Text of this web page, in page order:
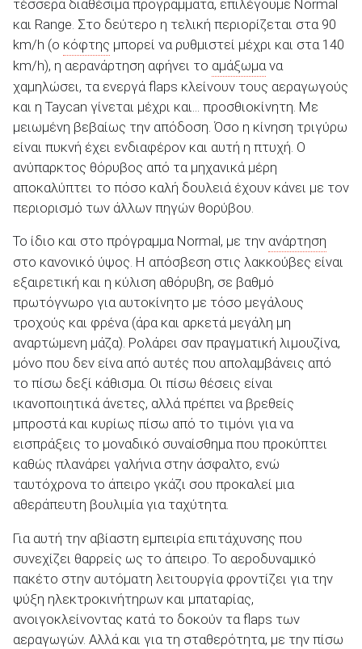
τέσσερα διαθέσιμα προγράμματα, επιλέγουμε Normal
και Range. Στο δεύτερο η τελική περιορίζεται στα 90
km/h (ο κόφτης μπορεί να ρυθμιστεί μέχρι και στα 140
km/h), η αερανάρτηση αφήνει το αμάξωμα να
χαμηλώσει, τα ενεργά flaps κλείνουν τους αεραγωγούς
και η Taycan γίνεται μέχρι και... προσθιοκίνητη. Με
μειωμένη βεβαίως την απόδοση. Όσο η κίνηση τριγύρω
είναι πυκνή έχει ενδιαφέρον και αυτή η πτυχή. Ο
ανύπαρκτος θόρυβος από τα μηχανικά μέρη
αποκαλύπτει το πόσο καλή δουλειά έχουν κάνει με τον
περιορισμό των άλλων πηγών θορύβου.
Το ίδιο και στο πρόγραμμα Normal, με την ανάρτηση
στο κανονικό ύψος. Η απόσβεση στις λακκούβες είναι
εξαιρετική και η κύλιση αθόρυβη, σε βαθμό
πρωτόγνωρο για αυτοκίνητο με τόσο μεγάλους
τροχούς και φρένα (άρα και αρκετά μεγάλη μη
αναρτώμενη μάζα). Ρολάρει σαν πραγματική λιμουζίνα,
μόνο που δεν είνα από αυτές που απολαμβάνεις από
το πίσω δεξί κάθισμα. Οι πίσω θέσεις είναι
ικανοποιητικά άνετες, αλλά πρέπει να βρεθείς
μπροστά και κυρίως πίσω από το τιμόνι για να
εισπράξεις το μοναδικό συναίσθημα που προκύπτει
καθώς πλανάρει γαλήνια στην άσφαλτο, ενώ
ταυτόχρονα το άπειρο γκάζι σου προκαλεί μια
αθεράπευτη βουλιμία για ταχύτητα.
Για αυτή την αβίαστη εμπειρία επιτάχυνσης που
συνεχίζει θαρρείς ως το άπειρο. Το αεροδυναμικό
πακέτο στην αυτόματη λειτουργία φροντίζει για την
ψύξη ηλεκτροκινήτηρων και μπαταρίας,
ανοιγοκλείνοντας κατά το δοκούν τα flaps των
αεραγωγών. Αλλά και για τη σταθερότητα, με την πίσω